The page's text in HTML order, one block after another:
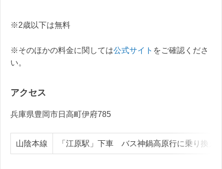
※2歳以下は無料
※そのほかの料金に関しては公式サイト をご確認くださ
い。
アクセス
兵庫県豊岡市日高町伊府785
山陰本線 「江原駅」下車 バス神鍋高原行に乗り換え